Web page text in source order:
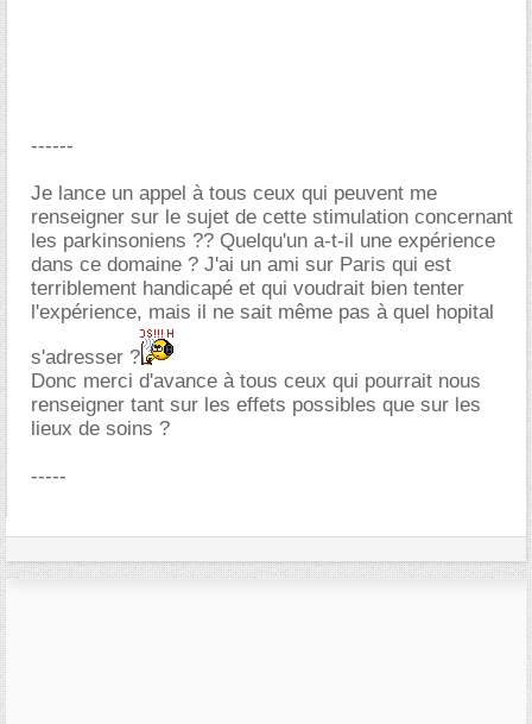
------
Je lance un appel à tous ceux qui peuvent me
renseigner sur le sujet de cette stimulation concernant
les parkinsoniens ?? Quelqu'un a-t-il une expérience
dans ce domaine ? J'ai un ami sur Paris qui est
terriblement handicapé et qui voudrait bien tenter
l'expérience, mais il ne sait même pas à quel hopital
s'adresser ?
Donc merci d'avance à tous ceux qui pourrait nous
renseigner tant sur les effets possibles que sur les
lieux de soins ?
-----